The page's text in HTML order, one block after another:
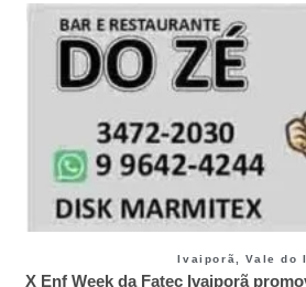
Ivaiporã ,Vale do
X Enf Week da Fatec Ivaiporã